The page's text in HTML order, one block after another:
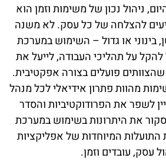
ניהול נכון של משימות וזמן הוא
להצלחה של כל עסק. לא משנה
בינוני או גדול – השימוש במערכת
להקל על תהליכי העבודה, לייעל את
שהצוותים פועלים בצורה אפקטיבית.
מהוות פתרון אידיאלי לכל מנהל
לשפר את הפרודוקטיביות והסדר
את היתרונות בשימוש במערכת
התועלות המיוחדות של אפליקציות
עסק, עובדים וזמן.